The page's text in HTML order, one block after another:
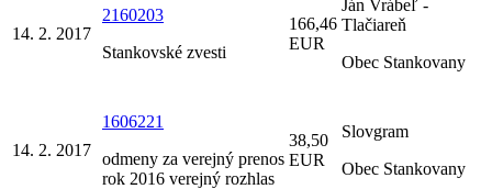
14. 2. 2017
2160203
Stankovské zvesti
166,46
EUR
Ján Vrábeľ -
Tlačiareň
Obec Stankovany
14. 2. 2017
1606221
odmeny za verejný prenos
rok 2016 verejný rozhlas
38,50
EUR
Slovgram
Obec Stankovany